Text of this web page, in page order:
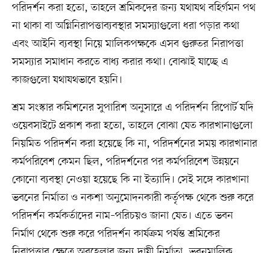
পরিদর্শন করা হতো, তাহলে শ্রমিকদের জন্য যথাযথ বহির্গমন পথ
না থাকা বা অগ্নিনিরাপত্তাব্যবস্থার সমস্যাগুলো ধরা পড়ার কথা
এবং আইনি ব্যবস্থা নিয়ে মালিকপক্ষকে এসব গুরুতর নিরাপত্তা
সমস্যার সমাধান করতে বাধ্য করার কথা। বোঝাই যাচ্ছে এ
কাজগুলো যথাযথভাবে হয়নি।
শ্রম সংস্কার কমিশনের সুপারিশ অনুসারে এ পরিদর্শন রিপোর্ট যদি
ওয়েবসাইটে প্রকাশ করা হতো, তাহলে বোঝা যেত কারখানাগুলো
নিয়মিত পরিদর্শন করা হয়েছে কি না, পরিদর্শনের সময় কারখানার
কর্মপরিবেশ কেমন ছিল, পরিদর্শনের পর কর্মপরিবেশ উন্নয়নে
কোনো ব্যবস্থা নেওয়া হয়েছে কি না ইত্যাদি। সেই সঙ্গে কারখানা
ভবনের নির্মাতা ও নকশা অনুমোদনকারী কর্তৃপক্ষ থেকে শুরু করে
পরিদর্শন কর্মকর্তাদের নাম–পরিচয়ও জানা যেত। এতে ভবন
নির্মাণ থেকে শুরু করে পরিদর্শন কার্যক্রম পর্যন্ত শ্রমিকের